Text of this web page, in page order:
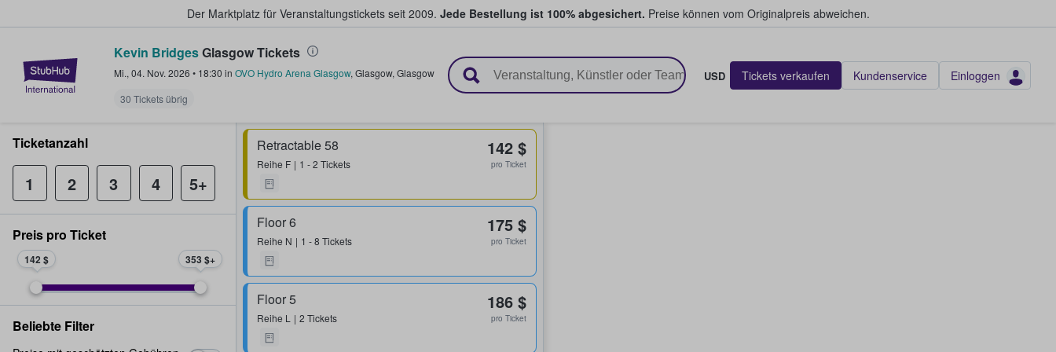
Der Marktplatz für Veranstaltungstickets seit 2009. Jede Bestellung ist 100% abgesichert. Preise können vom Originalpreis abweichen.
StubHub - Wo Fans Tickets kaufen & verkaufen
Kevin BridgesGlasgow Tickets
Mi., 04. Nov. 2026 • 18:30 in OVO Hydro Arena Glasgow, Glasgow, Glasgow
30 Tickets übrig
USD Tickets verkaufen Kundenservice Einloggen
Retractable 58
Reihe F 1 - 2 Tickets
142 $
pro Ticket
Floor 6
Reihe N 1 - 8 Tickets
175 $
pro Ticket
Floor 5
Reihe L 2 Tickets
186 $
pro Ticket
Ticketanzahl
1 2 3 4 5+
Preis pro Ticket
142 $ 353 $
Beliebte Filter